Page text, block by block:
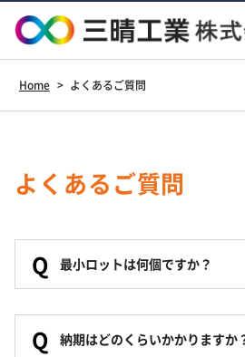
Home > よくあるご質問
よくあるご質問
Q 最小ロットは何個ですか？
Q 納期はどのくらいかかりますか